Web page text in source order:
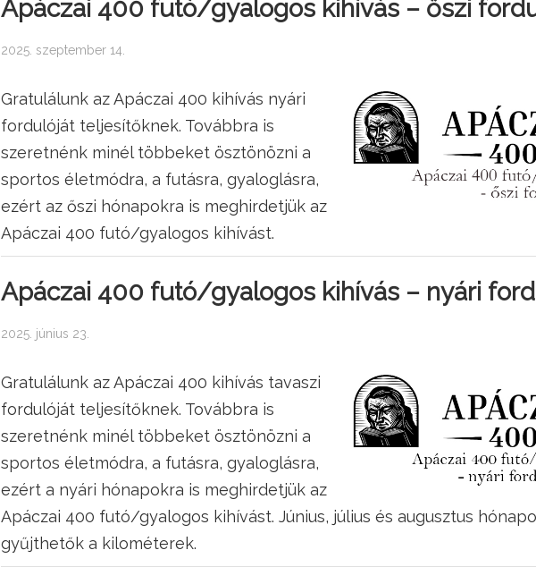
Apáczai 400 futó/gyalogos kihívás – őszi
2025. szeptember 14.
Gratulálunk az Apáczai 400 kihívás nyári
fordulóját teljesítőknek. Továbbra is
szeretnénk minél többeket ösztönözni a
sportos életmódra, a futásra, gyaloglásra,
ezért az őszi hónapokra is meghirdetjük az
Apáczai 400 futó/gyalogos kihívást.
Apáczai 400 futó/gyalogos kihívás – nyári
2025. június 23.
Gratulálunk az Apáczai 400 kihívás tavaszi
fordulóját teljesítőknek. Továbbra is
szeretnénk minél többeket ösztönözni a
sportos életmódra, a futásra, gyaloglásra,
ezért a nyári hónapokra is meghirdetjük az
Apáczai 400 futó/gyalogos kihívást. Június, július és augusztus
gyűjthetők a kilométerek.